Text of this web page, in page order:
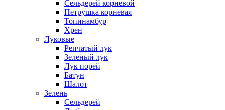
Сельдерей корневой
Петрушка корневая
Топинамбур
Хрен
Луковые
Репчатый лук
Зеленый лук
Лук порей
Батун
Шалот
Зелень
Сельдерей